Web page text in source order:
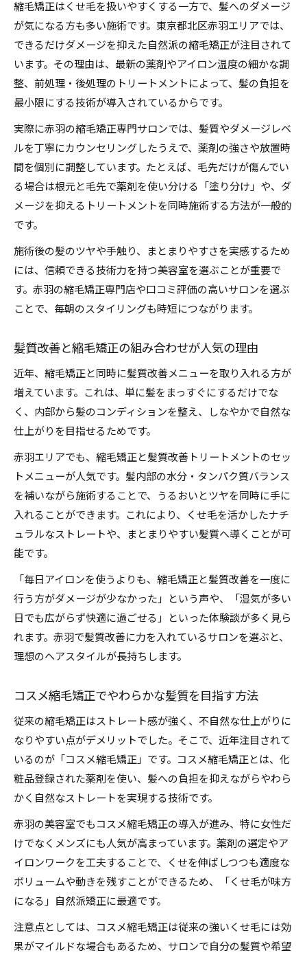
縮毛矯正はくせ毛を扱いやすくする一方で、髪へのダメージ
が気になる方も多い施術です。東京都北区赤羽エリアでは、
できるだけダメージを抑えた自然派の縮毛矯正が注目されて
います。その理由は、最新の薬剤やアイロン温度の細かな調
整、前処理・後処理のトリートメントによって、髪の負担を
最小限にする技術が導入されているからです。
実際に赤羽の縮毛矯正専門サロンでは、髪質やダメージレベ
ルを丁寧にカウンセリングしたうえで、薬剤の強さや放置時
間を個別に調整しています。たとえば、毛先だけが傷んでい
る場合は根元と毛先で薬剤を使い分ける「塗り分け」や、ダ
メージを抑えるトリートメントを同時施術する方法が一般的
です。
施術後の髪のツヤや手触り、まとまりやすさを実感するため
には、信頼できる技術力を持つ美容室を選ぶことが重要で
す。赤羽の縮毛矯正専門店や口コミ評価の高いサロンを選ぶ
ことで、毎朝のスタイリングも時短につながります。
髪質改善と縮毛矯正の組み合わせが人気の理由
近年、縮毛矯正と同時に髪質改善メニューを取り入れる方が
増えています。これは、単に髪をまっすぐにするだけでな
く、内部から髪のコンディションを整え、しなやかで自然な
仕上がりを目指せるためです。
赤羽エリアでも、縮毛矯正と髪質改善トリートメントのセッ
トメニューが人気です。髪内部の水分・タンパク質バランス
を補いながら施術することで、うるおいとツヤを同時に手に
入れることができます。これにより、くせ毛を活かしたナチ
ュラルなストレートや、まとまりやすい髪質へ導くことが可
能です。
「毎日アイロンを使うよりも、縮毛矯正と髪質改善を一度に
行う方がダメージが少なかった」という声や、「湿気が多い
日でも広がらず快適に過ごせる」といった体験談が多く見ら
れます。赤羽で髪質改善に力を入れているサロンを選ぶと、
理想のヘアスタイルが長持ちします。
コスメ縮毛矯正でやわらかな髪質を目指す方法
従来の縮毛矯正はストレート感が強く、不自然な仕上がりに
なりやすい点がデメリットでした。そこで、近年注目されて
いるのが「コスメ縮毛矯正」です。コスメ縮毛矯正とは、化
粧品登録された薬剤を使い、髪への負担を抑えながらやわら
かく自然なストレートを実現する技術です。
赤羽の美容室でもコスメ縮毛矯正の導入が進み、特に女性だ
けでなくメンズにも人気が高まっています。薬剤の選定やア
イロンワークを工夫することで、くせを伸ばしつつも適度な
ボリュームや動きを残すことができるため、「くせ毛が味方
になる」自然派矯正に最適です。
注意点としては、コスメ縮毛矯正は従来の強いくせ毛には効
果がマイルドな場合もあるため、サロンで自分の髪質や希望